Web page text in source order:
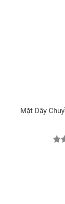
Mặt Dây